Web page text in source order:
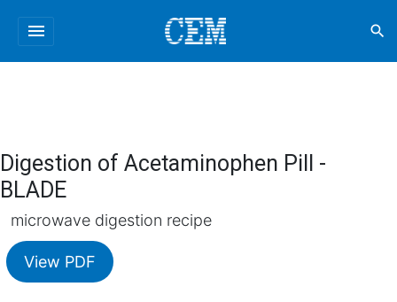
menu search
Digestion of Acetaminophen Pill -
BLADE
microwave digestion recipe
View PDF